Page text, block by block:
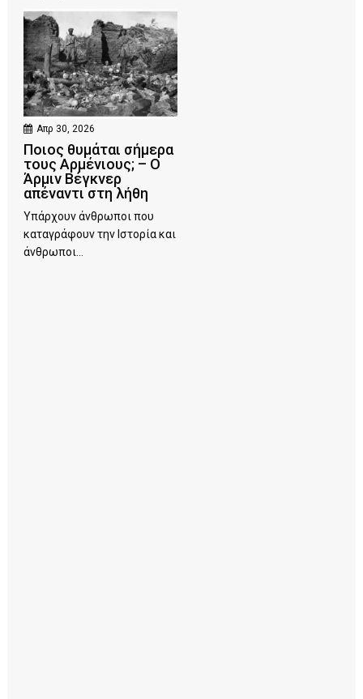
Απρ 30, 2026
Ποιος θυμάται σήμερα
τους Αρμένιους; – Ο
Άρμιν Βέγκνερ
απέναντι στη λήθη
Υπάρχουν άνθρωποι που
καταγράφουν την Ιστορία και
άνθρωποι...